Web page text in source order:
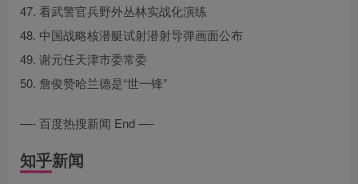
47. 看武警官兵野外丛林实战化演练
48. 中国战略核潜艇试射潜射导弹画面公布
49. 谢元任天津市委常委
50. 詹俊赞哈兰德是“世一锋”
—- 百度热搜新闻 End —-
知乎新闻